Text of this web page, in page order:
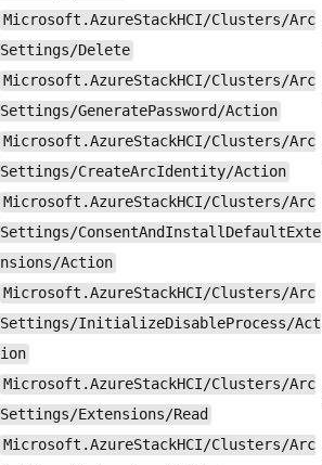
Microsoft.AzureStackHCI/Clusters/Arc
Settings/Delete
Microsoft.AzureStackHCI/Clusters/Arc
Settings/GeneratePassword/Action
Microsoft.AzureStackHCI/Clusters/Arc
Settings/CreateArcIdentity/Action
Microsoft.AzureStackHCI/Clusters/Arc
Settings/ConsentAndInstallDefaultExte
nsions/Action
Microsoft.AzureStackHCI/Clusters/Arc
Settings/InitializeDisableProcess/Act
ion
Microsoft.AzureStackHCI/Clusters/Arc
Settings/Extensions/Read
Microsoft.AzureStackHCI/Clusters/Arc